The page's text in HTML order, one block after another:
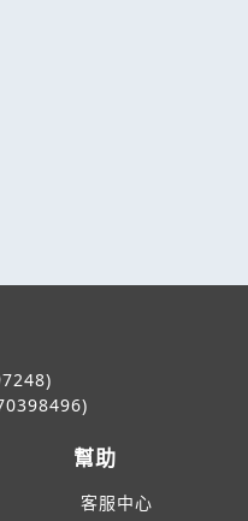
幫助
客服中心